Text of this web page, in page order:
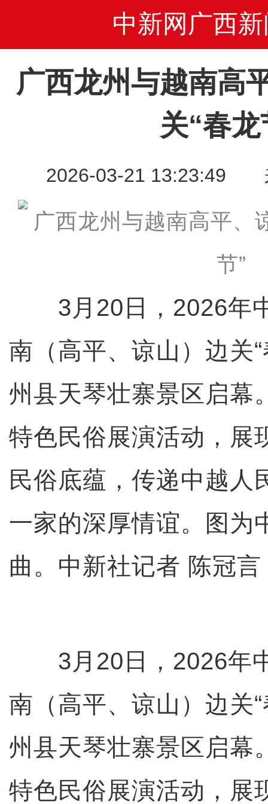
中新网广西新
广西龙州与越南高
关“春龙
2026-03-21 13:23:49
3月20日，2026年中
南（高平、谅山）边关
州县天琴壮寨景区启幕
特色民俗展演活动，展
民俗底蕴，传递中越人
一家的深厚情谊。图为
曲。中新社记者 陈冠言
3月20日，2026年中
南（高平、谅山）边关
州县天琴壮寨景区启幕
特色民俗展演活动，展